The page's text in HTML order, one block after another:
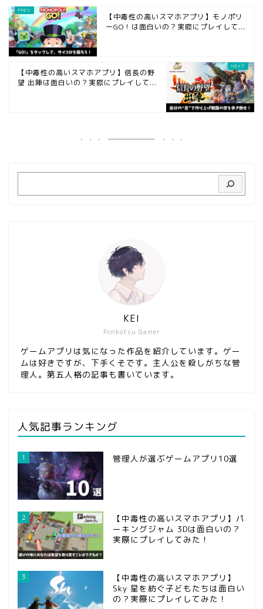
【中毒性の高いスマホアプリ】モノポリ
ーGO！は面白いの？実際にプレイして...
【中毒性の高いスマホアプリ】信長の野
望 出陣は面白いの？実際にプレイして...
Ponkotsu Gamer
KEI
ゲームアプリは気になった作品を紹介しています。ゲー
ムは好きですが、下手くそです。主人公を殺しがちな管
理人。第五人格の記事も書いています。
人気記事ランキング
1 管理人が選ぶゲームアプリ10選
2
【中毒性の高いスマホアプリ】パ
ーキングジャム 3Dは面白いの？
実際にプレイしてみた！
3
【中毒性の高いスマホアプリ】
Sky 星を紡ぐ子どもたちは面白い
の？実際にプレイしてみた！